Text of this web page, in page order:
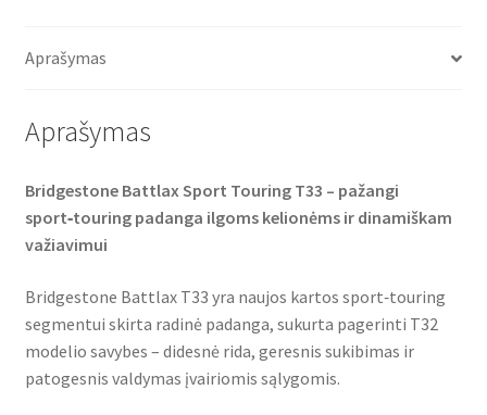
o
r
p
Aprašymas
Aprašymas
Bridgestone Battlax Sport Touring T33 – pažangi
sport‑touring padanga ilgoms kelionėms ir dinamiškam
važiavimui
Bridgestone Battlax T33 yra naujos kartos sport‑touring
segmentui skirta radinė padanga, sukurta pagerinti T32
modelio savybes – didesnė rida, geresnis sukibimas ir
patogesnis valdymas įvairiomis sąlygomis.